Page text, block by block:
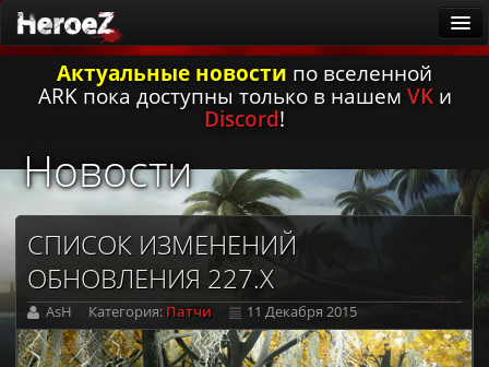
Новости
Патчи
Русская локализация
Заметки первопроходцев
Актуальные новости по вселенной
ARK пока доступны только в нашем VKи
Discord!
Новости
СПИСОК ИЗМЕНЕНИЙ
ОБНОВЛЕНИЯ 227.X
AsH Категория: Патчи 11 Декабря 2015